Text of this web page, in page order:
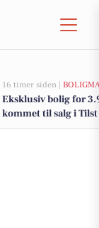
16 timer siden |
Eksklusiv bolig for
kommet til salg i Tilst
boliger her